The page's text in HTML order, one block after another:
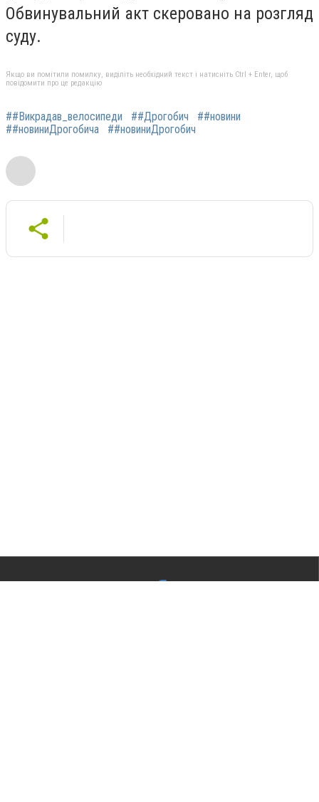
Обвинувальний акт скеровано на розгляд
суду.
Якщо ви помітили помилку, виділіть необхідний текст і натисніть Ctrl + Enter, щоб
повідомити про це редакцію
##Викрадав_велосипеди ##Дрогобич
##новини
##новиниДрогобича
##новиниДрогобич